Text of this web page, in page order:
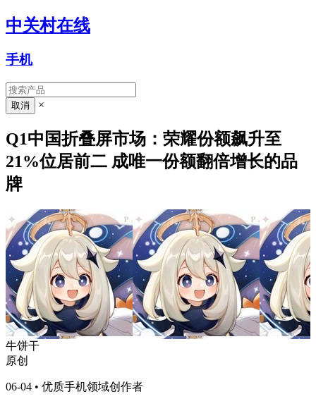
中关村在线
手机
×
Q1中国折叠屏市场：荣耀份额飙升至
21%位居前二 成唯一份额翻倍增长的品
牌
牛饼干
原创
06-04 • 优质手机领域创作者